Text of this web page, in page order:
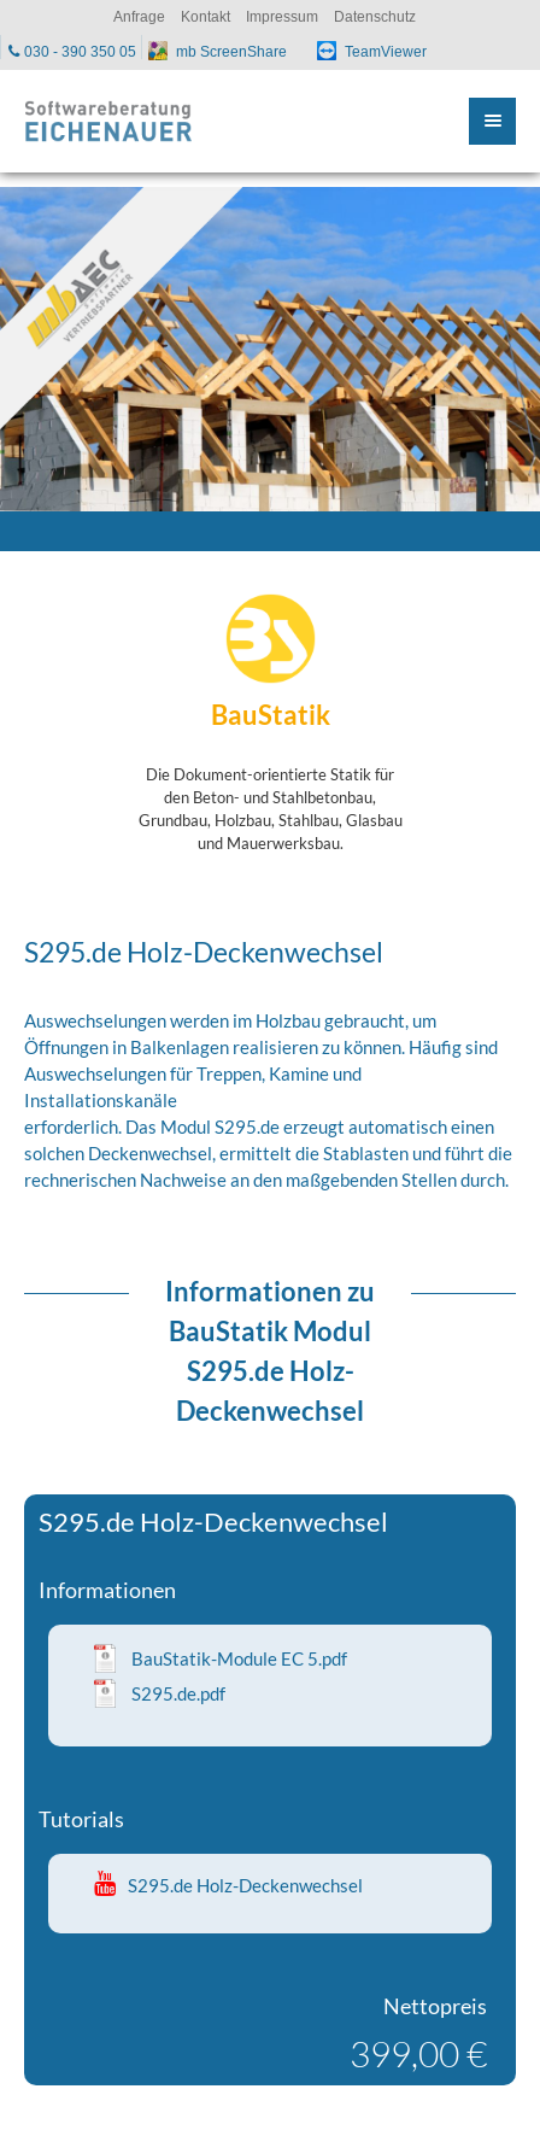
BauStatik
Die Dokument-orientierte Statik für
den Beton- und Stahlbetonbau,
Grundbau, Holzbau, Stahlbau, Glasbau
und Mauerwerksbau.
S295.de Holz-Deckenwechsel
Auswechselungen werden im Holzbau gebraucht, um
Öffnungen in Balkenlagen realisieren zu können. Häufig sind
Auswechselungen für Treppen, Kamine und
Installationskanäle
erforderlich. Das Modul S295.de erzeugt automatisch einen
solchen Deckenwechsel, ermittelt die Stablasten und führt die
rechnerischen Nachweise an den maßgebenden Stellen durch.
Informationen zu
BauStatik Modul
S295.de Holz-
Deckenwechsel
S295.de Holz-Deckenwechsel
Informationen
BauStatik-Module EC 5.pdf
S295.de.pdf
Tutorials
S295.de Holz-Deckenwechsel
Nettopreis
399,00 €
Anfrage Kontakt Impressum Datenschutz
030 - 390 350 05 mb ScreenShare TeamViewer